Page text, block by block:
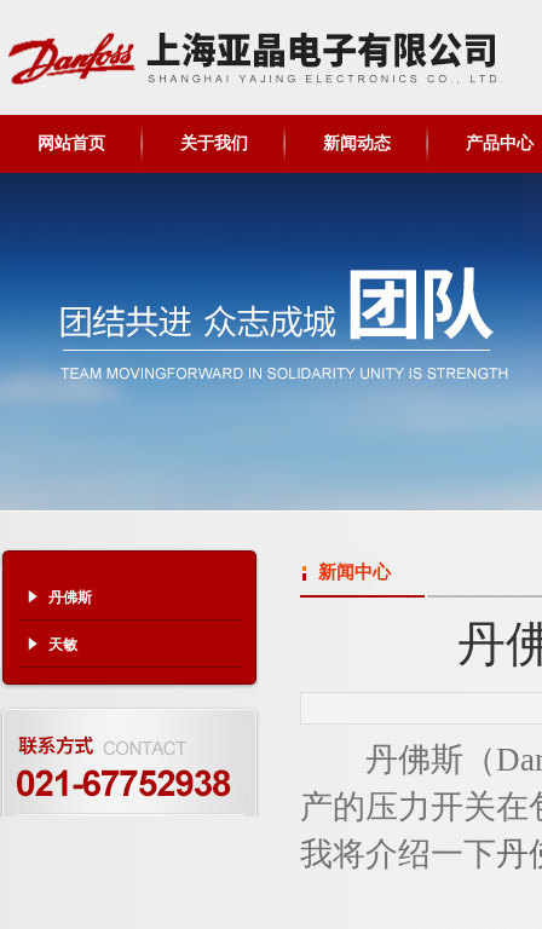
网站首页 关于我们 新闻动态 产品中心
丹佛斯
天敏
新闻中心
丹
丹佛斯（
产的压力开关
我将介绍一下丹